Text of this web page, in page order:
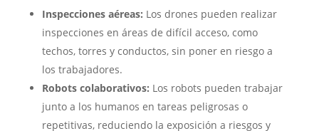
Inspecciones aéreas: Los drones pueden realizar
inspecciones en áreas de difícil acceso, como
techos, torres y conductos, sin poner en riesgo a
los trabajadores.
Robots colaborativos: Los robots pueden trabajar
junto a los humanos en tareas peligrosas o
repetitivas, reduciendo la exposición a riesgos y